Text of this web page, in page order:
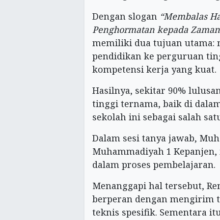
Dengan slogan “Membalas
Penghormatan kepada
memiliki dua tujuan utama:
pendidikan ke perguruan
kompetensi kerja yang kuat.
Hasilnya, sekitar 90%
tinggi ternama, baik di
sekolah ini sebagai salah
Dalam sesi tanya jawab,
Muhammadiyah 1
dalam proses pembelajaran.
Menanggapi hal tersebut,
berperan dengan mengirim
teknis spesifik. Sementara